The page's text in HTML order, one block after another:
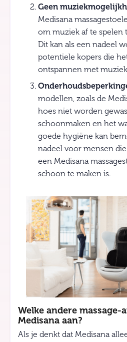
Geen
Medisana
om muziek af te spelen
Dit kan als een nadeel
potentiele kopers die
ontspannen met
modellen, zoals de
hoes niet worden
schoonmaken en het
goede hygiëne kan
nadeel voor mensen
een Medisana
schoon te maken is.
Welke andere massage-
Medisana aan?
Als je denkt dat Medisana